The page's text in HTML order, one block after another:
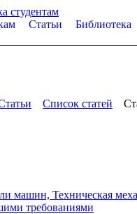
Статьи Библиотека
Список статей
машин, Техническая
требованиями